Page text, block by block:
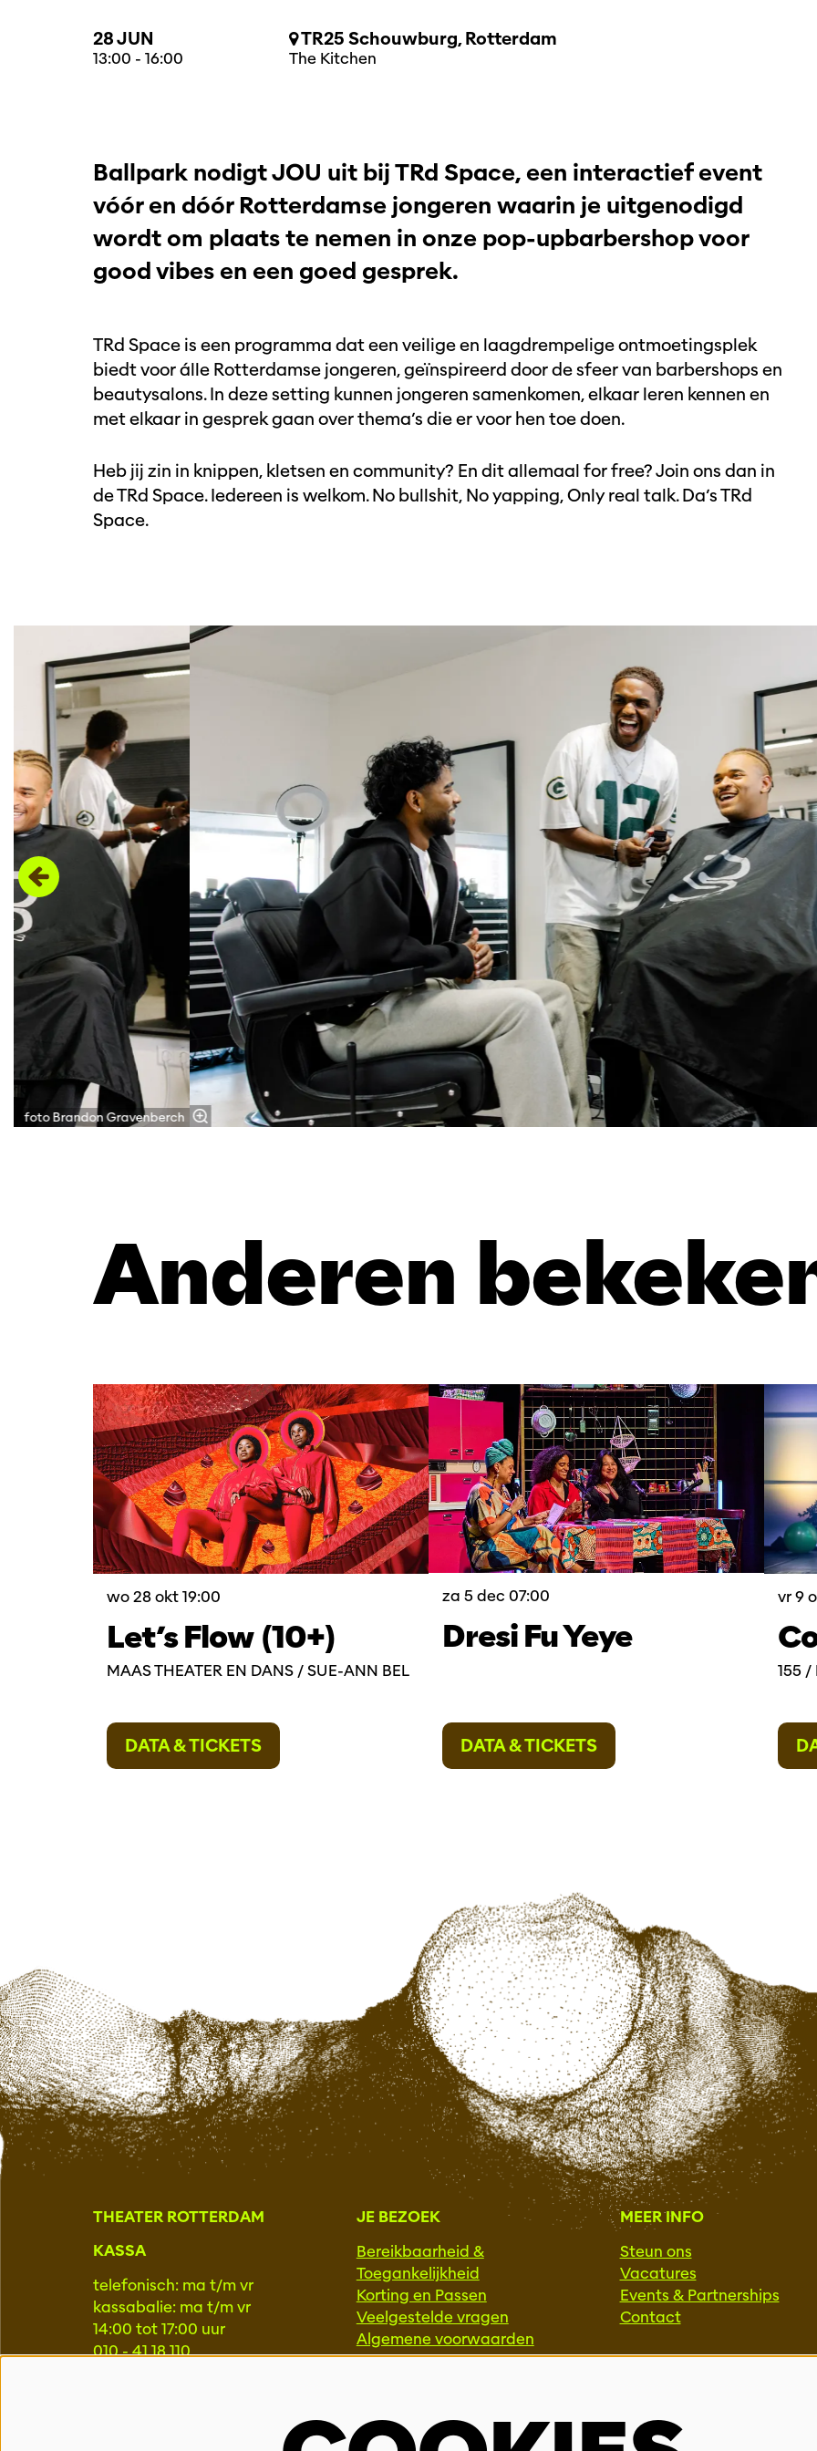
28 JUN
13:00 - 16:00
TR25 Schouwburg, Rotterdam
The Kitchen
Ballpark nodigt JOU uit bij TRd Space, een interactief event
vóór en dóór Rotterdamse jongeren waarin je uitgenodigd
wordt om plaats te nemen in onze pop-upbarbershop voor
good vibes en een goed gesprek.
TRd Space is een programma dat een veilige en laagdrempelige ontmoetingsplek
biedt voor álle Rotterdamse jongeren, geïnspireerd door de sfeer van barbershops en
beautysalons. In deze setting kunnen jongeren samenkomen, elkaar leren kennen en
met elkaar in gesprek gaan over thema’s die er voor hen toe doen.
Heb jij zin in knippen, kletsen en community? En dit allemaal for free? Join ons dan in
de TRd Space. Iedereen is welkom. No bullshit, No yapping, Only real talk. Da’s TRd
Space.
foto Brandon Gravenberch
Inzoomen Inzoomen
Anderen
Let’s Flow (10+)
MAAS THEATER EN DANS / SUE-ANN BEL
wo 28 okt19:00
DATA & TICKETS
Dresi Fu Yeye
za 5 dec 07:00
DATA & TICKETS
155 /
vr 9
THEATER ROTTERDAM
KASSA
telefonisch: ma t/m vr
kassabalie: ma t/m vr
14:00 tot 17:00 uur
010 - 41 18 110
LOCATIE TR25 SCHOUWBURG
JE BEZOEK
Bereikbaarheid &
Toegankelijkheid
Korting en Passen
Veelgestelde vragen
Algemene voorwaarden
Pers
Educatie & Interactie
MEER INFO
Steun ons
Vacatures
Events & Partnerships
Contact
Privacy